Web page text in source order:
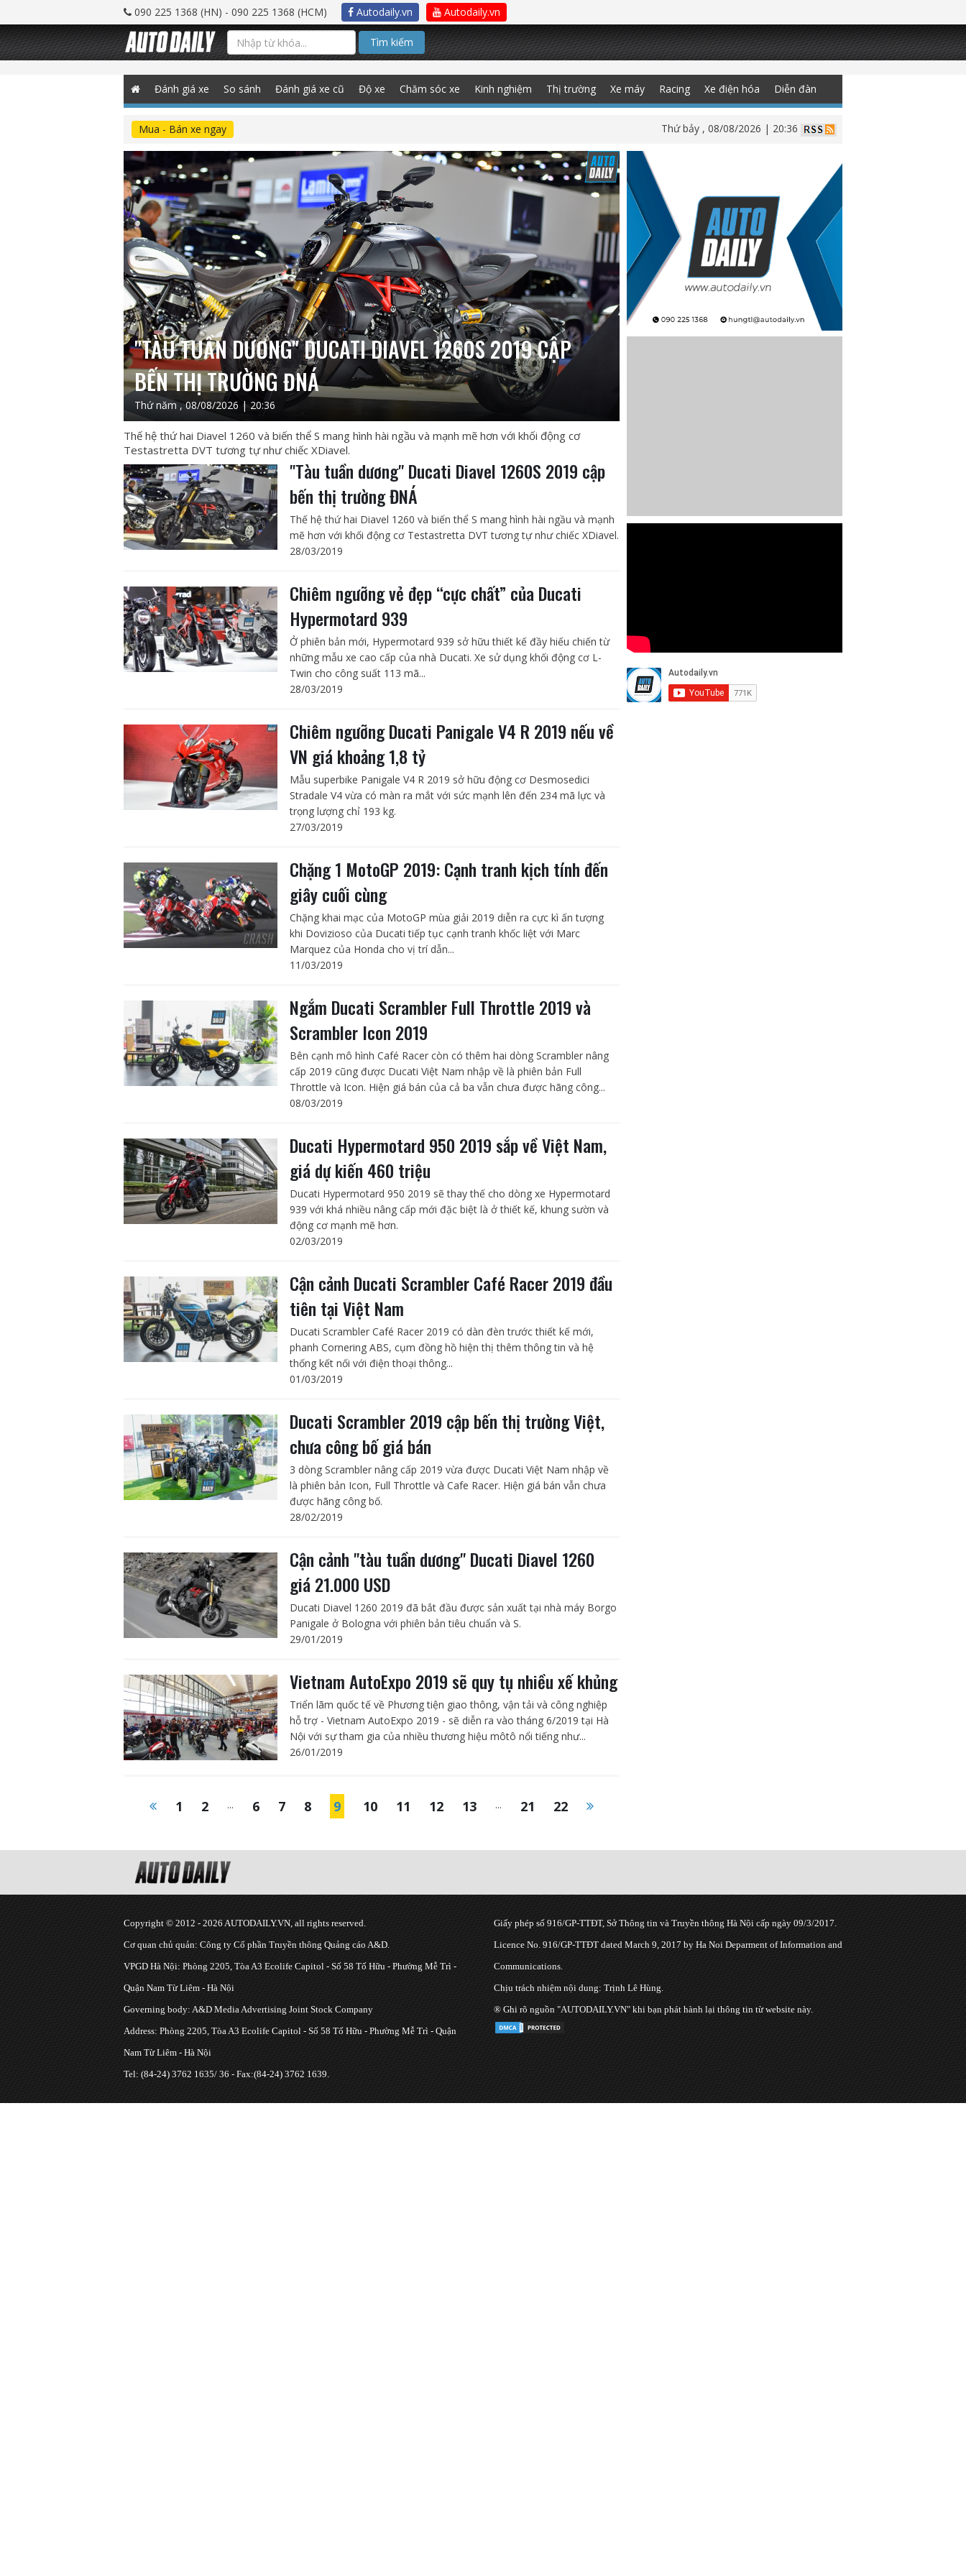
090 225 1368 (HN) - 090 225 1368 (HCM) Autodaily.vn Autodaily.vn
Tìm kiếm
Đánh giá xe So sánh Đánh giá xe cũ Độ xe Chăm sóc xe Kinh nghiệm Thị trường Xe máy Racing Xe điện hóa Diễn đàn
Mua - Bán xe ngay Thứ bảy , 08/08/2026 | 20:36
"TÀU TUẦN DƯƠNG" DUCATI DIAVEL 1260S 2019 CẬP
BẾN THỊ TRƯỜNG ĐNÁ
Thứ năm , 08/08/2026 | 20:36
Thế hệ thứ hai Diavel 1260 và biến thể S mang hình hài ngầu và mạnh mẽ hơn với khối động cơ
Testastretta DVT tương tự như chiếc XDiavel.
"Tàu tuần dương" Ducati Diavel 1260S 2019 cập
bến thị trường ĐNÁ
Thế hệ thứ hai Diavel 1260 và biến thể S mang hình hài ngầu và mạnh
mẽ hơn với khối động cơ Testastretta DVT tương tự như chiếc XDiavel.
28/03/2019
Chiêm ngưỡng vẻ đẹp “cực chất” của Ducati
Hypermotard 939
Ở phiên bản mới, Hypermotard 939 sở hữu thiết kế đầy hiếu chiến từ
những mẫu xe cao cấp của nhà Ducati. Xe sử dụng khối động cơ L-
Twin cho công suất 113 mã...
28/03/2019
Chiêm ngưỡng Ducati Panigale V4 R 2019 nếu về
VN giá khoảng 1,8 tỷ
Mẫu superbike Panigale V4 R 2019 sở hữu động cơ Desmosedici
Stradale V4 vừa có màn ra mắt với sức mạnh lên đến 234 mã lực và
trọng lượng chỉ 193 kg.
27/03/2019
Chặng 1 MotoGP 2019: Cạnh tranh kịch tính đến
giây cuối cùng
Chặng khai mạc của MotoGP mùa giải 2019 diễn ra cực kì ấn tượng
khi Dovizioso của Ducati tiếp tục cạnh tranh khốc liệt với Marc
Marquez của Honda cho vị trí dẫn...
11/03/2019
Ngắm Ducati Scrambler Full Throttle 2019 và
Scrambler Icon 2019
Bên cạnh mô hình Café Racer còn có thêm hai dòng Scrambler nâng
cấp 2019 cũng được Ducati Việt Nam nhập về là phiên bản Full
Throttle và Icon. Hiện giá bán của cả ba vẫn chưa được hãng công...
08/03/2019
Ducati Hypermotard 950 2019 sắp về Việt Nam,
giá dự kiến 460 triệu
Ducati Hypermotard 950 2019 sẽ thay thế cho dòng xe Hypermotard
939 với khá nhiều nâng cấp mới đặc biệt là ở thiết kế, khung sườn và
động cơ mạnh mẽ hơn.
02/03/2019
Cận cảnh Ducati Scrambler Café Racer 2019 đầu
tiên tại Việt Nam
Ducati Scrambler Café Racer 2019 có dàn đèn trước thiết kế mới,
phanh Cornering ABS, cụm đồng hồ hiện thị thêm thông tin và hệ
thống kết nối với điện thoại thông...
01/03/2019
Ducati Scrambler 2019 cập bến thị trường Việt,
chưa công bố giá bán
3 dòng Scrambler nâng cấp 2019 vừa được Ducati Việt Nam nhập về
là phiên bản Icon, Full Throttle và Cafe Racer. Hiện giá bán vẫn chưa
được hãng công bố.
28/02/2019
Cận cảnh "tàu tuần dương" Ducati Diavel 1260
giá 21.000 USD
Ducati Diavel 1260 2019 đã bắt đầu được sản xuất tại nhà máy Borgo
Panigale ở Bologna với phiên bản tiêu chuẩn và S.
29/01/2019
Vietnam AutoExpo 2019 sẽ quy tụ nhiều xế khủng
Triển lãm quốc tế về Phương tiện giao thông, vận tải và công nghiệp
hỗ trợ - Vietnam AutoExpo 2019 - sẽ diễn ra vào tháng 6/2019 tại Hà
Nội với sự tham gia của nhiều thương hiệu môtô nổi tiếng như...
26/01/2019
1 2 ... 6 7 8 9 10 11 12 13 ... 21 22
Copyright © 2012 - 2026 AUTODAILY.VN, all rights reserved.
Cơ quan chủ quản: Công ty Cổ phần Truyền thông Quảng cáo A&D.
VPGD Hà Nội: Phòng 2205, Tòa A3 Ecolife Capitol - Số 58 Tố Hữu - Phường Mễ Trì -
Quận Nam Từ Liêm - Hà Nội
Governing body: A&D Media Advertising Joint Stock Company
Address: Phòng 2205, Tòa A3 Ecolife Capitol - Số 58 Tố Hữu - Phường Mễ Trì - Quận
Nam Từ Liêm - Hà Nội
Tel: (84-24) 3762 1635/ 36 - Fax:(84-24) 3762 1639.
Giấy phép số 916/GP-TTĐT, Sở Thông tin và Truyền thông Hà Nội cấp ngày 09/3/2017.
Licence No. 916/GP-TTĐT dated March 9, 2017 by Ha Noi Deparment of Information and
Communications.
Chịu trách nhiệm nội dung: Trịnh Lê Hùng.
® Ghi rõ nguồn "AUTODAILY.VN" khi bạn phát hành lại thông tin từ website này.